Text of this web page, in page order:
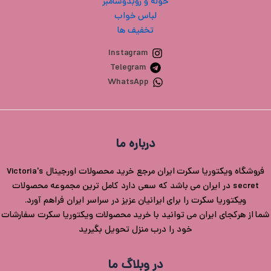
لباس خواب
تخفیف ها
Instagram
Telegram
WhatsApp
درباره ما
فروشگاه ویکتوریا سکرت ایران مرجع خرید محصولات اورجینال Victoria's
secret در ایران می باشد که سعی دارد کامل ترین مجموعه محصولات
ویکتوریا سکرت را برای ایرانیان عزیز در سراسر ایران فراهم آورد.
شما از هرکجای ایران می توانید با خرید محصولات ویکتوریا سکرت سفارشات
خود را درب منزل تحویل بگیرید
در وبلاگ ما